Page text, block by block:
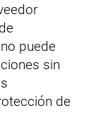
puede
sin
de